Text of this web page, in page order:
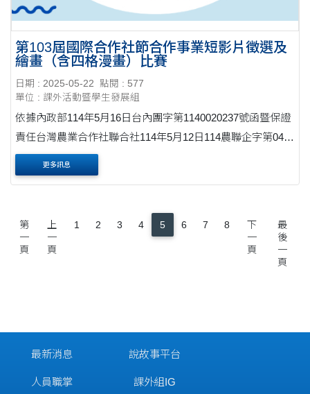
第103屆國際合作社節合作事業短影片徵選及
繪畫（含四格漫畫）比賽
日期 : 2025-05-22
點閱 : 577
單位 : 課外活動暨學生發展組
依據內政部114年5月16日台內團字第1140020237號函暨保證
責任台灣農業合作社聯合社114年5月12日114農聯企字第045
號函辦理。 檢附中華民國各界慶祝第103屆國際合作社節合作
事業短影片徵選辦法、中華民國各界慶祝第103屆國....
更多訊息
第
一
頁
上
一
頁
1 2 3 4 5 6 7 8
下
一
頁
最
後
一
頁
最新消息
人員職掌
說故事平台
課外組IG